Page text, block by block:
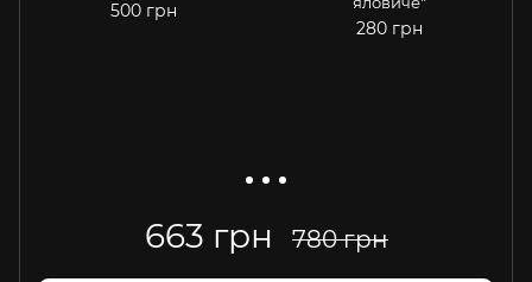
500 грн
280 грн
663 грн 780 грн